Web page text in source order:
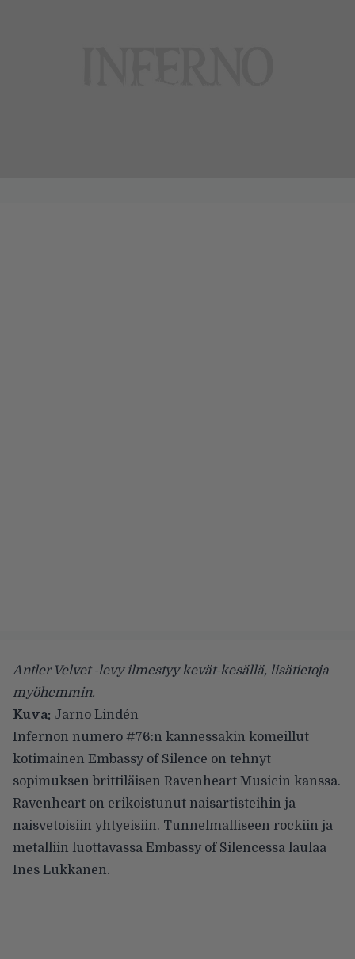
Antler Velvet -levy ilmestyy kevät-kesällä, lisätietoja
myöhemmin.
Kuva: Jarno Lindén
Infernon numero #76:n kannessakin komeillut
kotimainen Embassy of Silence on tehnyt
sopimuksen brittiläisen Ravenheart Musicin kanssa.
Ravenheart on erikoistunut naisartisteihin ja
naisvetoisiin yhtyeisiin. Tunnelmalliseen rockiin ja
metalliin luottavassa Embassy of Silencessa laulaa
Ines Lukkanen.